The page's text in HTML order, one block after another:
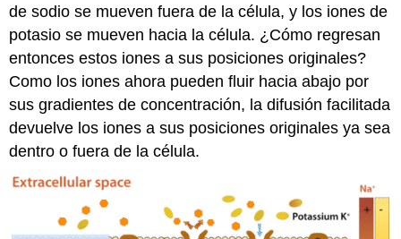
de sodio se mueven fuera de la célula, y los iones de
potasio se mueven hacia la célula. ¿Cómo regresan
entonces estos iones a sus posiciones originales?
Como los iones ahora pueden fluir hacia abajo por
sus gradientes de concentración, la difusión facilitada
devuelve los iones a sus posiciones originales ya sea
dentro o fuera de la célula.